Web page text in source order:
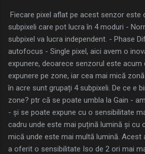
Fiecare pixel aflat pe acest senzor este
subpixeli care pot lucra în 4 moduri -
subpixel va lucra independent. - Phase
autofocus - Single pixel, aici avem o
expunere, deoarece senzorul este acum
expunere pe zone, iar cea mai mică
în acre sunt grupați 4 subpixeli. De ce e
zone? ptr că se poate umbla la Gain -
- și se poate expune cu o sensibilitate
cadru unde este mai puțină lumină și cu
mică unde este mai multă lumină.
a oferit o sensibilitate Iso de 2 ori mai